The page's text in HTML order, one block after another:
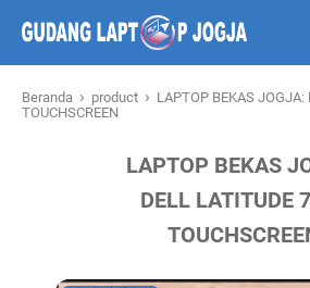
Beranda › product › LAPTOP BEKAS
TOUCHSCREEN
LAPTOP BEKAS
DELL LATITUDE